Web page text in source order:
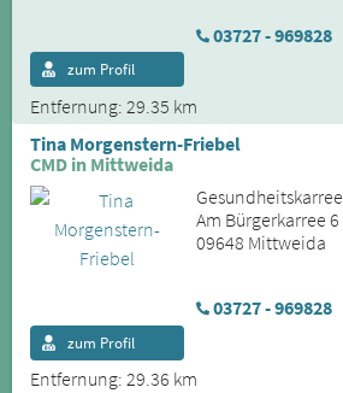
03727 - 969828
Entfernung: 29.35 km
zum Profil
Tina Morgenstern-Friebel
CMD in Mittweida
Gesundheitskarree
Am Bürgerkarree 6
09648 Mittweida
03727 - 969828
Entfernung: 29.36 km
zum Profil